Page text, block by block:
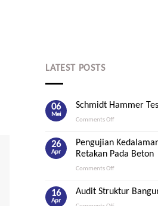
LATEST POSTS
06
Mei
Schmidt Hammer
Comments Offon
Hammer
Test
26
Apr
Pengujian
Retakan Pada Beton
Comments Offon
Kedalaman
16
Apr
Audit Struktur